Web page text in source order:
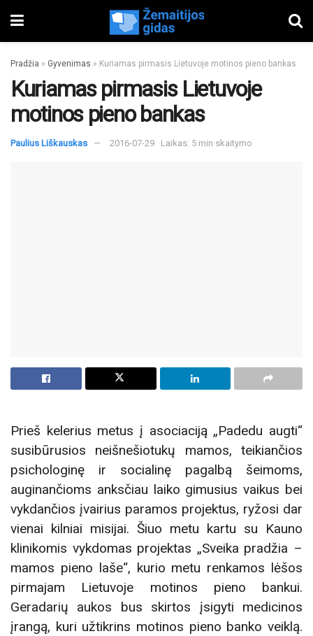
Pradžia » Gyvenimas » Kuriamas pirmasis Lietuvoje motinos pieno bankas
Kuriamas pirmasis Lietuvoje
motinos pieno bankas
Paulius Liškauskas 2016-07-29 Laikas: 5 min skaitymo
Prieš kelerius metus į asociaciją „Padedu augti“
susibūrusios neišnešiotukų mamos, teikiančios
psichologinę ir socialinę pagalbą šeimoms,
auginančioms anksčiau laiko gimusius vaikus bei
vykdančios įvairius paramos projektus, ryžosi dar
vienai kilniai misijai. Šiuo metu kartu su Kauno
klinikomis vykdomas projektas „Sveika pradžia –
mamos pieno laše“, kurio metu renkamos lėšos
pirmajam Lietuvoje motinos pieno bankui.
Geradarių aukos bus skirtos įsigyti medicinos
įrangą, kuri užtikrins motinos pieno banko veiklą.